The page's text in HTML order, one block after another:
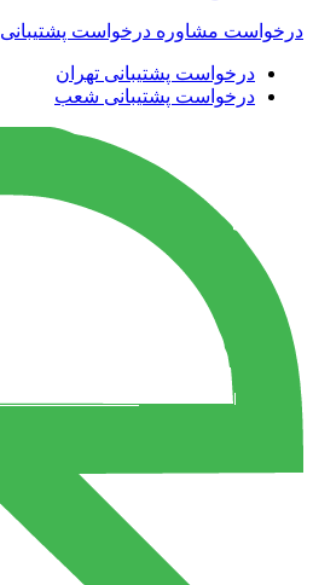
درخواست مشاوره درخواست پشتیبانی
درخواست پشتیبانی تهران
درخواست پشتیبانی شعب